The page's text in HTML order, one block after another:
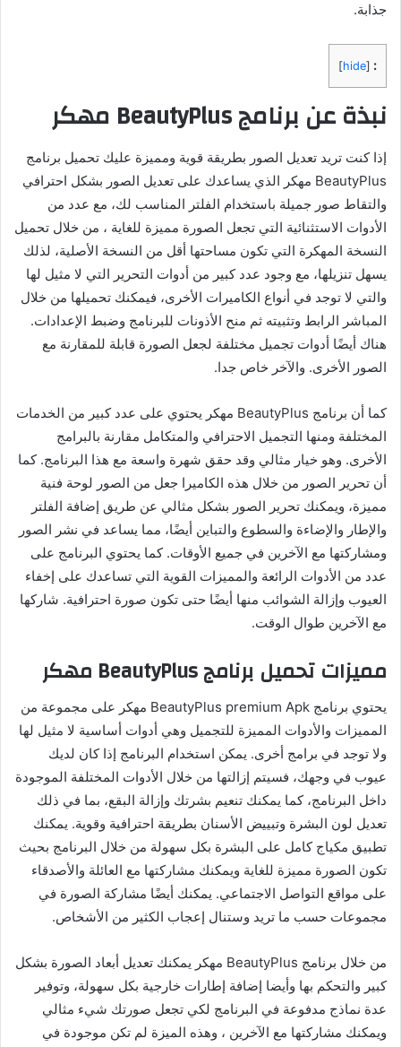
جذابة.
:
[
hide
]
نبذة عن برنامج BeautyPlus مهكر
إذا كنت تريد تعديل الصور بطريقة قوية ومميزة عليك تحميل برنامج
BeautyPlus مهكر الذي يساعدك على تعديل الصور بشكل احترافي
والتقاط صور جميلة باستخدام الفلتر المناسب لك، مع عدد من
الأدوات الاستثنائية التي تجعل الصورة مميزة للغاية ، من خلال تحميل
النسخة المهكرة التي تكون مساحتها أقل من النسخة الأصلية، لذلك
يسهل تنزيلها، مع وجود عدد كبير من أدوات التحرير التي لا مثيل لها
والتي لا توجد في أنواع الكاميرات الأخرى، فيمكنك تحميلها من خلال
المباشر الرابط وتثبيته ثم منح الأذونات للبرنامج وضبط الإعدادات.
هناك أيضًا أدوات تجميل مختلفة لجعل الصورة قابلة للمقارنة مع
الصور الأخرى. والآخر خاص جدا.
كما أن برنامج BeautyPlus مهكر يحتوي على عدد كبير من الخدمات
المختلفة ومنها التجميل الاحترافي والمتكامل مقارنة بالبرامج
الأخرى. وهو خيار مثالي وقد حقق شهرة واسعة مع هذا البرنامج. كما
أن تحرير الصور من خلال هذه الكاميرا جعل من الصور لوحة فنية
مميزة، ويمكنك تحرير الصور بشكل مثالي عن طريق إضافة الفلتر
والإطار والإضاءة والسطوع والتباين أيضًا، مما يساعد في نشر الصور
ومشاركتها مع الآخرين في جميع الأوقات. كما يحتوي البرنامج على
عدد من الأدوات الرائعة والمميزات القوية التي تساعدك على إخفاء
العيوب وإزالة الشوائب منها أيضًا حتى تكون صورة احترافية. شاركها
مع الآخرين طوال الوقت.
مميزات تحميل برنامج BeautyPlus مهكر
يحتوي برنامج BeautyPlus premium Apk مهكر على مجموعة من
المميزات والأدوات المميزة للتجميل وهي أدوات أساسية لا مثيل لها
ولا توجد في برامج أخرى. يمكن استخدام البرنامج إذا كان لديك
عيوب في وجهك، فسيتم إزالتها من خلال الأدوات المختلفة الموجودة
داخل البرنامج، كما يمكنك تنعيم بشرتك وإزالة البقع، بما في ذلك
تعديل لون البشرة وتبييض الأسنان بطريقة احترافية وقوية. يمكنك
تطبيق مكياج كامل على البشرة بكل سهولة من خلال البرنامج بحيث
تكون الصورة مميزة للغاية ويمكنك مشاركتها مع العائلة والأصدقاء
على مواقع التواصل الاجتماعي. يمكنك أيضًا مشاركة الصورة في
مجموعات حسب ما تريد وستنال إعجاب الكثير من الأشخاص.
من خلال برنامج BeautyPlus مهكر يمكنك تعديل أبعاد الصورة بشكل
كبير والتحكم بها وأيضا إضافة إطارات خارجية بكل سهولة، وتوفير
عدة نماذج مدفوعة في البرنامج لكي تجعل صورتك شيء مثالي
ويمكنك مشاركتها مع الآخرين ، وهذه الميزة لم تكن موجودة في